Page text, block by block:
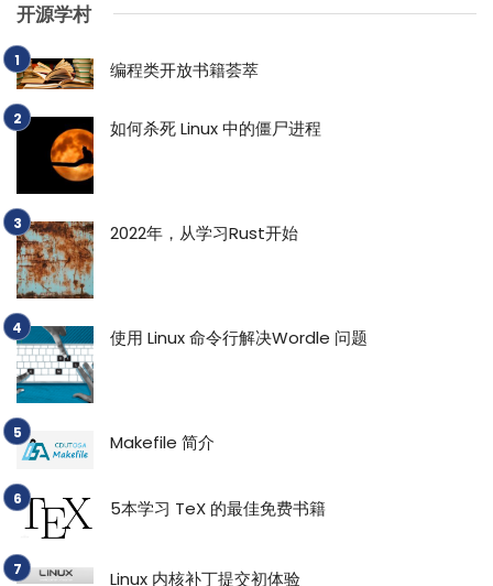
开源学村
编程类开放书籍荟萃
如何杀死 Linux 中的僵尸进程
2022年，从学习Rust开始
使用 Linux 命令行解决Wordle 问题
Makefile 简介
5本学习 TeX 的最佳免费书籍
Linux 内核补丁提交初体验